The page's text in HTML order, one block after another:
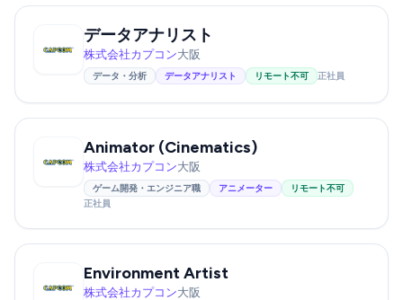
データアナリスト
株式会社カプコン大阪
データ・分析 データアナリスト リモート不可 正社員
Animator (Cinematics)
株式会社カプコン大阪
ゲーム開発・エンジニア職 アニメーター
リモート不可
正社員
Environment Artist
株式会社カプコン大阪